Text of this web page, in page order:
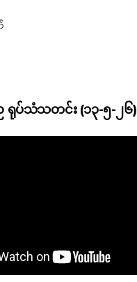
ရုပ်သံသတင်း (၁၃-၅-၂၆)